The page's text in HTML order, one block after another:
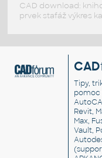
CAD download:
prvek stafáž výkres
CAD
Tipy,
pomoc
Revit,
Max,
Vault,